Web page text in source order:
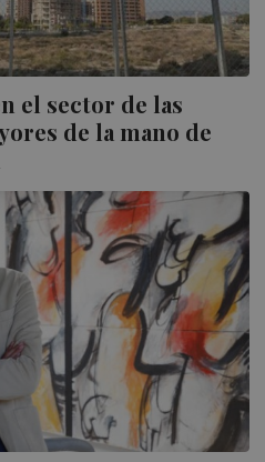
el sector de las
de la mano de